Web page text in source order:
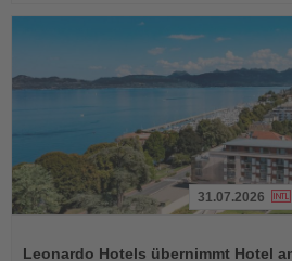
31.07.2026
Leonardo Hotels übernimmt Hotel